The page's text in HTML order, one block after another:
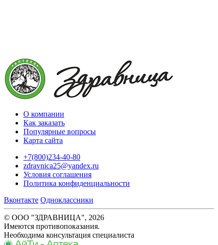
О компании
Как заказать
Популярные вопросы
Карта сайта
+7(800)234-40-80
zdravnica25@yandex.ru
Условия соглашения
Политика конфиденциальности
Вконтакте Одноклассники
© ООО "ЗДРАВНИЦА", 2026
Имеются противопоказания.
Необходима консультация специалиста